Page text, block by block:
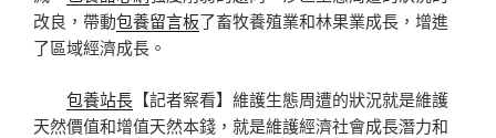
改良，帶動包養留言板了畜牧養殖業和林果業成長，增進
了區域經濟成長。
包養站長 【記者察看】維護生態周遭的狀況就是維護
天然價值和增值天然本錢，就是維護經濟社會成長潛力和